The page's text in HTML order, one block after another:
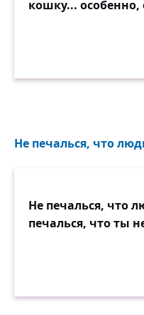
кошку... особенно,
Не печалься, что
Не печалься, что
печалься, что ты